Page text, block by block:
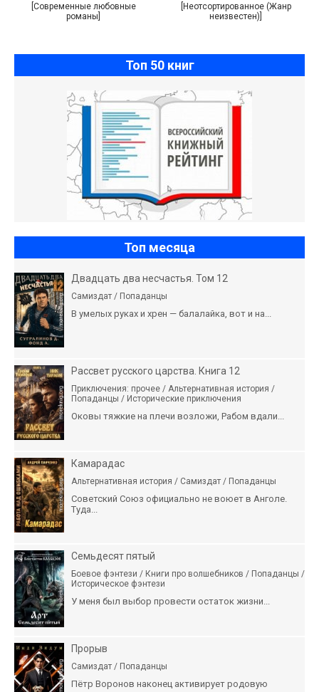
[Современные любовные
романы]
[Неотсортированное (Жанр
неизвестен)]
Топ 50 книг
Топ месяца
Двадцать два несчастья. Том 12
Самиздат / Попаданцы
В умелых руках и хрен — балалайка, вот и на...
Рассвет русского царства. Книга 12
Приключения: прочее / Альтернативная история /
Попаданцы / Исторические приключения
Оковы тяжкие на плечи возложи, Рабом вдали...
Камарадас
Альтернативная история / Самиздат / Попаданцы
Советский Союз официально не воюет в Анголе.
Туда...
Семьдесят пятый
Боевое фэнтези / Книги про волшебников / Попаданцы /
Историческое фэнтези
У меня был выбор провести остаток жизни...
Прорыв
Самиздат / Попаданцы
Пётр Воронов наконец активирует родовую